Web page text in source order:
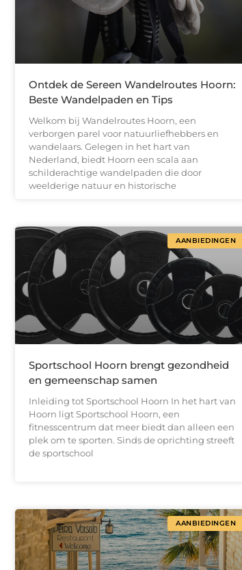
Ontdek de Sereen Wandelroutes Hoorn:
Beste Wandelpaden en Tips
Welkom bij Wandelroutes Hoorn, een
verborgen parel voor natuurliefhebbers en
wandelaars. Gelegen in het hart van
Nederland, biedt Hoorn een scala aan
schilderachtige wandelpaden die door
weelderige natuur en historische
AANBIEDINGEN
Sportschool Hoorn brengt gezondheid
en gemeenschap samen
Inleiding tot Sportschool Hoorn In het hart van
Hoorn ligt Sportschool Hoorn, een
fitnesscentrum dat meer biedt dan alleen een
plek om te sporten. Sinds de oprichting streeft
de sportschool
AANBIEDINGEN